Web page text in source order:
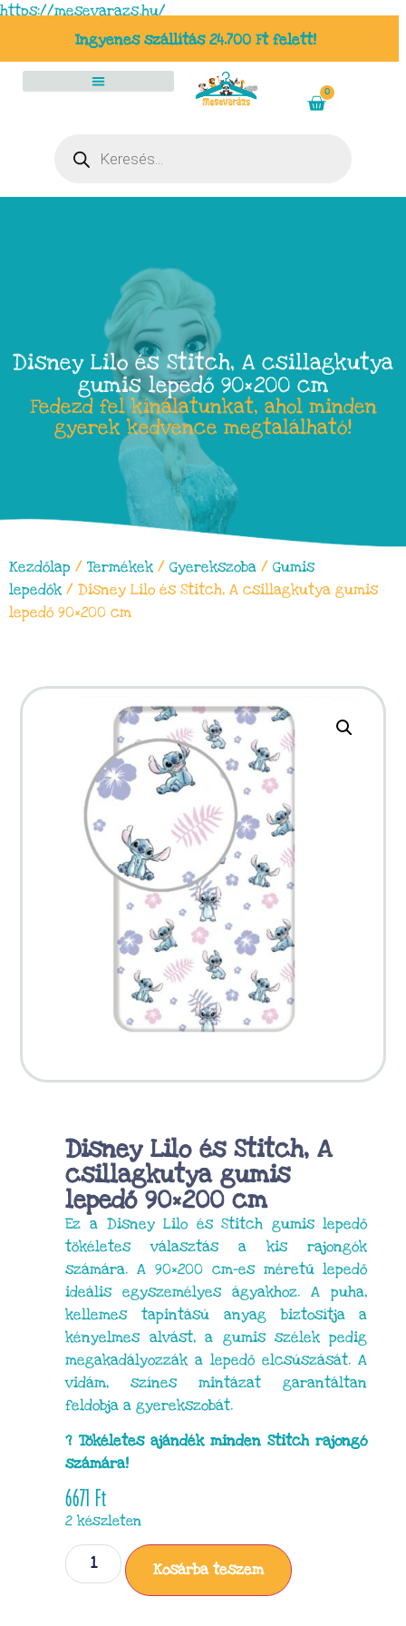
https://mesevarazs.hu/
Ingyenes szállítás 24.700 Ft felett!
0
Disney Lilo és Stitch, A csillagkutya
gumis lepedő 90×200 cm
Fedezd fel kínálatunkat, ahol minden
gyerek kedvence megtalálható!
Kezdőlap / Termékek / Gyerekszoba / Gumis
lepedők / Disney Lilo és Stitch, A csillagkutya gumis
lepedő 90×200 cm
Disney Lilo és Stitch, A
csillagkutya gumis
lepedő 90×200 cm
Ez a Disney Lilo és Stitch gumis lepedő
tökéletes választás a kis rajongók
számára. A 90×200 cm-es méretű lepedő
ideális egyszemélyes ágyakhoz. A puha,
kellemes tapintású anyag biztosítja a
kényelmes alvást, a gumis szélek pedig
megakadályozzák a lepedő elcsúszását. A
vidám, színes mintázat garantáltan
feldobja a gyerekszobát.
? Tökéletes ajándék minden Stitch rajongó
számára!
6671 Ft
2 készleten
Kosárba teszem